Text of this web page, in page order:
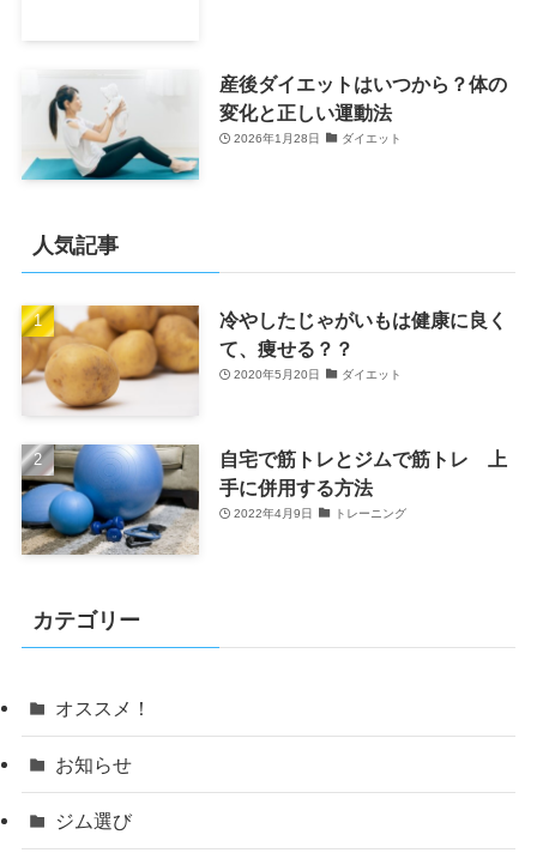
産後ダイエットはいつから？体の
変化と正しい運動法
2026年1月28日 ダイエット
人気記事
冷やしたじゃがいもは健康に良く
て、痩せる？？
2020年5月20日 ダイエット
自宅で筋トレとジムで筋トレ 上
手に併用する方法
2022年4月9日 トレーニング
カテゴリー
オススメ！
お知らせ
ジム選び